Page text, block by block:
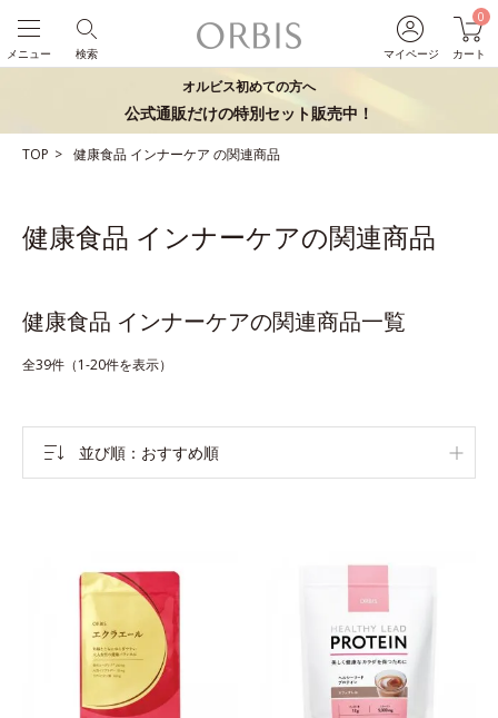
マイページ
0
カート
検索
メニュー
オルビス初めての方へ
公式通販だけの特別セット販売中！
TOP 健康食品 インナーケア の関連商品
健康食品 インナーケアの関連商品
健康食品 インナーケアの関連商品一覧
全39件（1-20件を表示）
並び順 おすすめ順